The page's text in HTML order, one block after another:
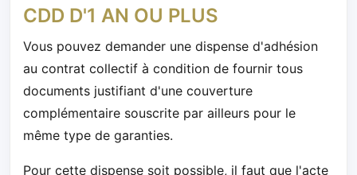
CDD D'1 AN OU PLUS
Vous pouvez demander une dispense d'adhésion
au contrat collectif à condition de fournir tous
documents justifiant d'une couverture
complémentaire souscrite par ailleurs pour le
même type de garanties.
Pour cette dispense soit possible, il faut que l'acte